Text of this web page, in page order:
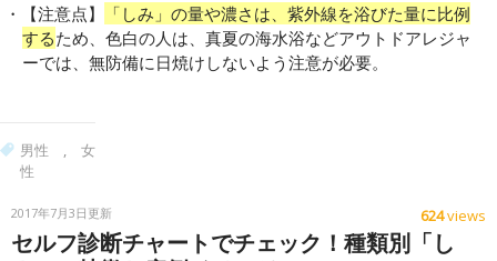
624views
2017年7月3日更新
セルフ診断チャートでチェック！種類別「し
【注意点】
「しみ」の量や濃さは、紫外線を浴びた量に比例
するため、色白の人は、真夏の海水浴などアウトドアレジャ
ーでは、無防備に日焼けしないよう注意が必要。
男性 , 女
性